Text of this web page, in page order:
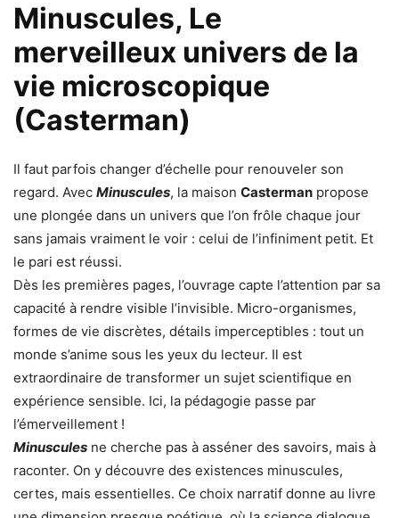
Minuscules, Le
merveilleux univers de la
vie microscopique
(Casterman)
Il faut parfois changer d’échelle pour renouveler son
regard. Avec Minuscules, la maison Casterman propose
une plongée dans un univers que l’on frôle chaque jour
sans jamais vraiment le voir : celui de l’infiniment petit. Et
le pari est réussi.
Dès les premières pages, l’ouvrage capte l’attention par sa
capacité à rendre visible l’invisible. Micro-organismes,
formes de vie discrètes, détails imperceptibles : tout un
monde s’anime sous les yeux du lecteur. Il est
extraordinaire de transformer un sujet scientifique en
expérience sensible. Ici, la pédagogie passe par
l’émerveillement !
Minuscules ne cherche pas à asséner des savoirs, mais à
raconter. On y découvre des existences minuscules,
certes, mais essentielles. Ce choix narratif donne au livre